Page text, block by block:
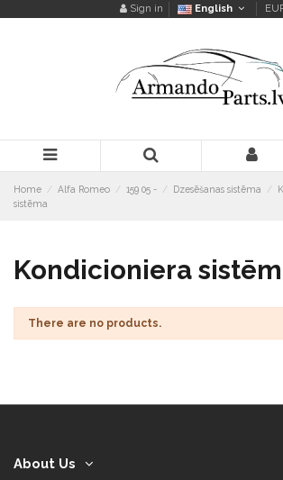
Sign in English
Home Alfa Romeo 159 05 - Dzesēšanas sistēma
sistēma
Kondicioniera
There are no products.
About Us